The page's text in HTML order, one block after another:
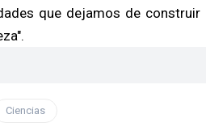
que dejamos de construir
Ciencias